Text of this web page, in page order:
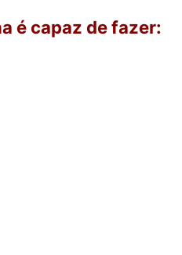
é capaz de fazer: